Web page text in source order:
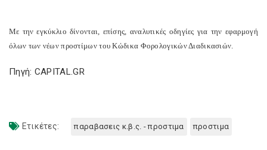
Με την εγκύκλιο δίνονται, επίσης, αναλυτικές οδηγίες για την εφαρμογή
όλων των νέων προστίμων του Κώδικα Φορολογικών Διαδικασιών.
Πηγή: CAPITAL.GR
Ετικέτες: παραβασεις κ.β.ς. - προστιμα προστιμα